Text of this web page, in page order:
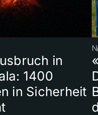
in
1400
in Sicherheit